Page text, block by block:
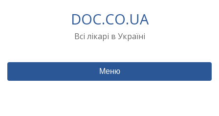
DOC.CO.UA
Всі лікарі в Україні
Меню